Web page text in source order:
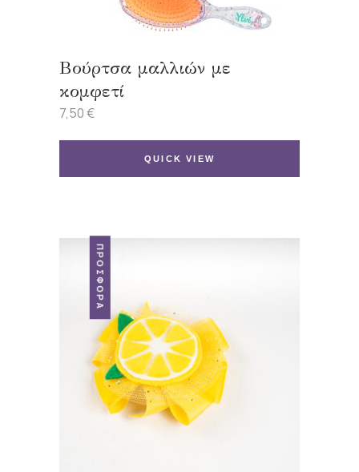
Βούρτσα μαλλιών με
κομφετί
7,50€
QUICK VIEW
ΠΡΟΣΦΟΡΆ